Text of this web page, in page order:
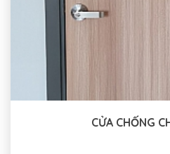
CỬA CHỐNG